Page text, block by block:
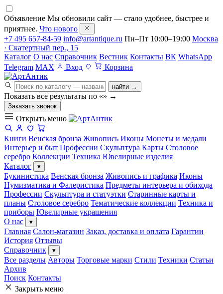
Объявление Мы обновили сайт — стало удобнее, быстрее и
приятнее. Что нового
+7 495 657-84-59 info@artantique.ru Пн–Пт 10:00–19:00 Москва
· Скатертный пер., 15
Каталог О нас Справочник Вестник Контакты ВК WhatsApp
Telegram MAX Вход Корзина
найти →
Показать все результаты по «» →
Заказать звонок
Открыть меню
Книги Венская бронза Живопись Иконы Монеты и медали
Интерьер и быт Профессии Скульптура Карты Столовое
серебро Коллекции Техника Ювелирные изделия
Каталог
▾
Букинистика Венская бронза Живопись и графика Иконы
Нумизматика и Фалеристика Предметы интерьера и обихода
Профессии Скульптура и статуэтки Старинные карты и
планы Столовое серебро Тематические коллекции Техника и
приборы Ювелирные украшения
О нас
▾
Главная Салон-магазин Заказ, доставка и оплата Гарантии
История Отзывы
Справочник
▾
Все разделы Авторы Торговые марки Стили Техники Статьи
Архив
Поиск Контакты
Закрыть меню